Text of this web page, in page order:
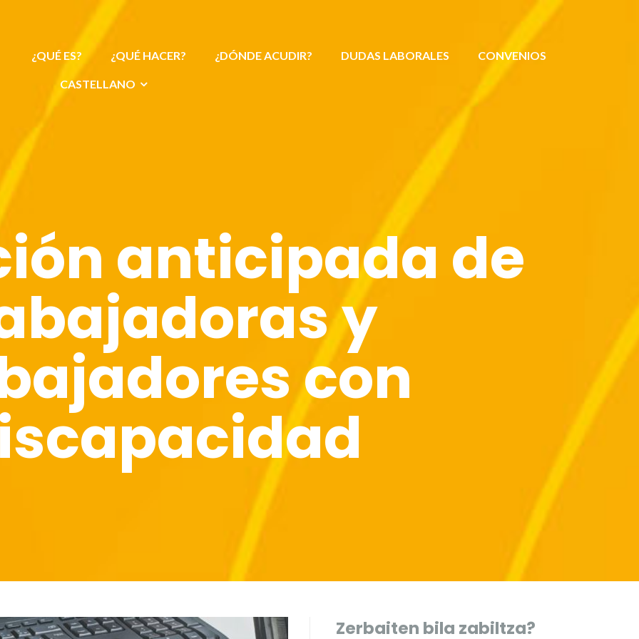
¿QUÉ ES? ¿QUÉ HACER? ¿DÓNDE ACUDIR? DUDAS LABORALES CONVENIOS
CASTELLANO
anticipada de
y
con
Zerbaiten bila zabiltza?